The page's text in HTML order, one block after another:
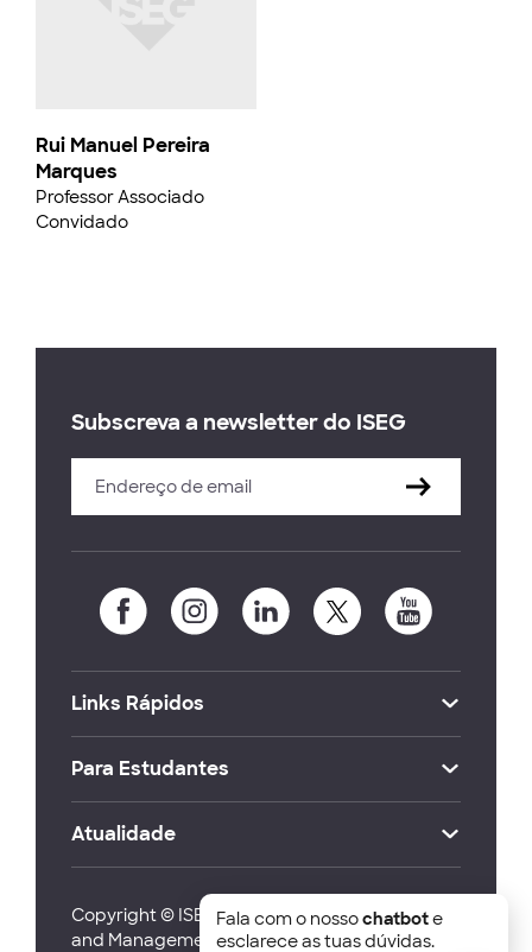
Rui Manuel Pereira
Marques
Professor Associado
Convidado
Subscreva a newsletter do ISEG
Links Rápidos
Para Estudantes
Atualidade
Copyright © ISEG Lisbon School of Economics
and Management 2026
Fala com o nossochatbote
esclarece as tuas dúvidas.